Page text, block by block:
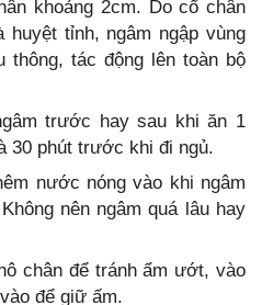
khoảng 2cm. Do cổ chân
huyệt tỉnh, ngâm ngập vùng
thông, tác động lên toàn bộ
trước hay sau khi ăn 1
30 phút trước khi đi ngủ.
nước nóng vào khi ngâm
nên ngâm quá lâu hay
chân để tránh ẩm ướt, vào
để giữ ấm.